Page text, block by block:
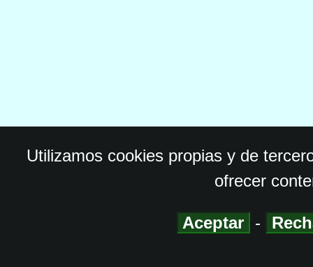
Utilizamos cookies propias y de
ofrecer
Aceptar -